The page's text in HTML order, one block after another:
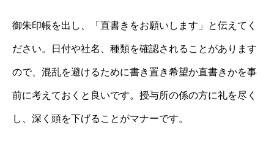
御朱印帳を出し、「直書きをお願いします」と伝えてく
ださい。日付や社名、種類を確認されることがあります
ので、混乱を避けるために書き置き希望か直書きかを事
前に考えておくと良いです。授与所の係の方に礼を尽く
し、深く頭を下げることがマナーです。